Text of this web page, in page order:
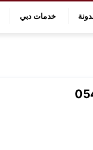
خدمات دبي